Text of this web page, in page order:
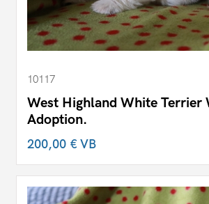
10117
West Highland White Terrier
Adoption.
200,00 €VB